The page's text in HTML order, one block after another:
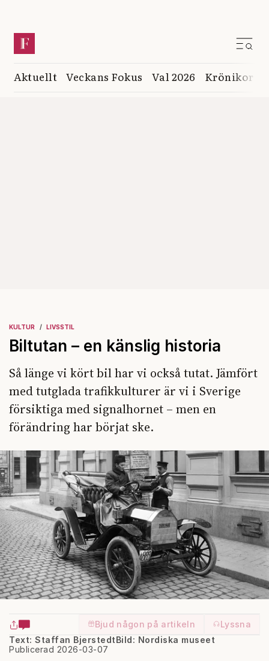
Aktuellt Veckans Fokus Val 2026 Krönikor
KULTUR LIVSSTIL
Biltutan – en känslig historia
Så länge vi kört bil har vi också tutat. Jämfört
med tutglada trafikkulturer är vi i Sverige
försiktiga med signalhornet – men en
förändring har börjat ske.
Bjud någon på artikeln
Lyssna
Text: Staffan Bjerstedt
Publicerad 2026-03-07
Bild: Nordiska museet